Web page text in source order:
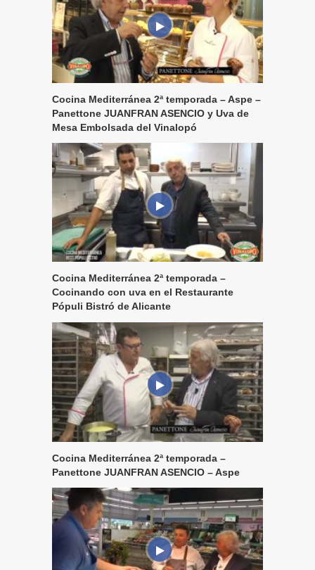
Cocina Mediterránea 2ª temporada – Aspe –
Panettone JUANFRAN ASENCIO y Uva de
Mesa Embolsada del Vinalopó
Cocina Mediterránea 2ª temporada –
Cocinando con uva en el Restaurante
Pópuli Bistró de Alicante
Cocina Mediterránea 2ª temporada –
Panettone JUANFRAN ASENCIO – Aspe